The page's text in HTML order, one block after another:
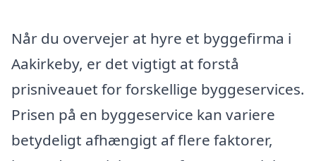
Når du overvejer at hyre et byggefirma i
Aakirkeby, er det vigtigt at forstå
prisniveauet for forskellige byggeservices.
Prisen på en byggeservice kan variere
betydeligt afhængigt af flere faktorer,